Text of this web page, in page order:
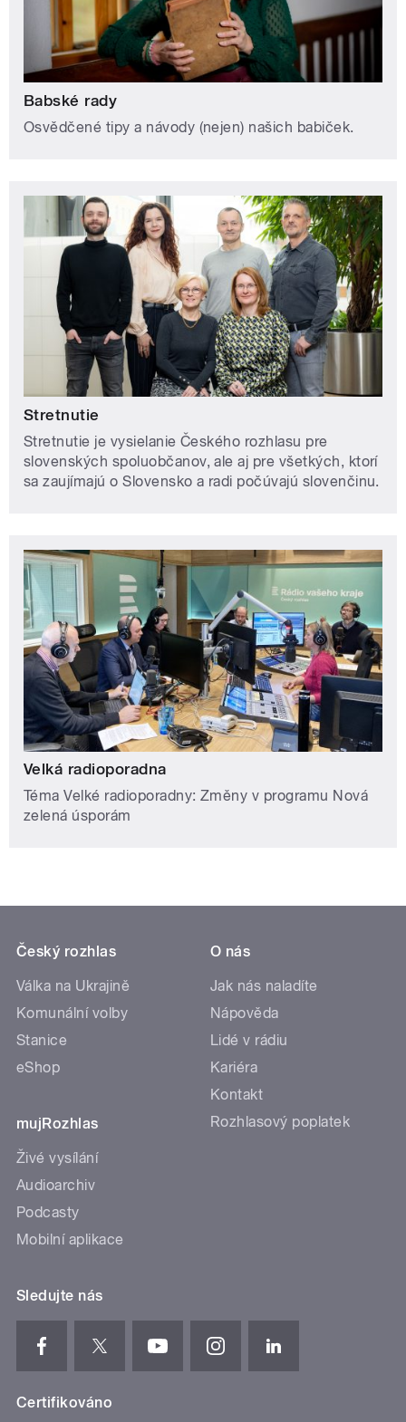
Babské rady
Osvědčené tipy a návody (nejen) našich babiček.
Stretnutie
Stretnutie je vysielanie Českého rozhlasu pre
slovenských spoluobčanov, ale aj pre všetkých, ktorí
sa zaujímajú o Slovensko a radi počúvajú slovenčinu.
Velká radioporadna
Téma Velké radioporadny: Změny v programu Nová
zelená úsporám
Český rozhlas
Válka na Ukrajině
Komunální volby
Stanice
eShop
mujRozhlas
Živé vysílání
Audioarchiv
Podcasty
Mobilní aplikace
O nás
Jak nás naladíte
Nápověda
Lidé v rádiu
Kariéra
Kontakt
Rozhlasový poplatek
Sledujte nás
Certifikováno